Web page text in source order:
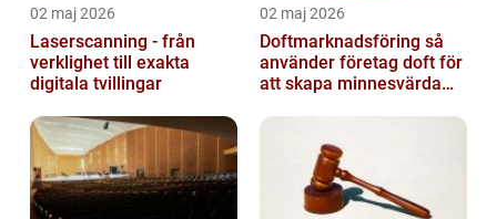
02 maj 2026
Laserscanning - från
verklighet till exakta
digitala tvillingar
02 maj 2026
Doftmarknadsföring så
använder företag doft för
att skapa minnesvärda